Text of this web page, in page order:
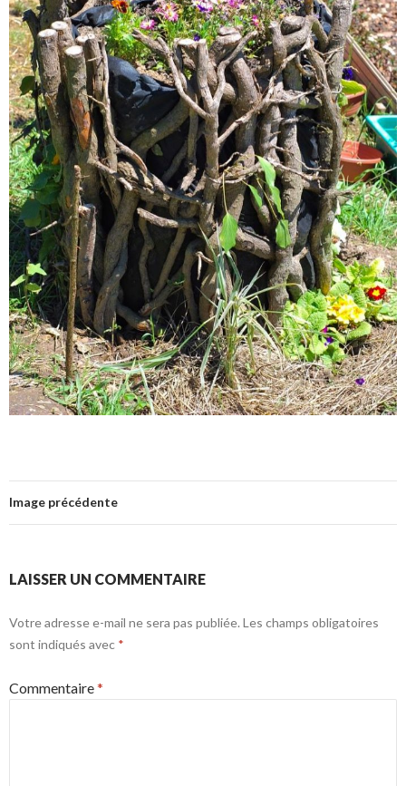
Image précédente
LAISSER UN COMMENTAIRE
Votre adresse e-mail ne sera pas publiée. Les champs obligatoires
sont indiqués avec *
Commentaire*